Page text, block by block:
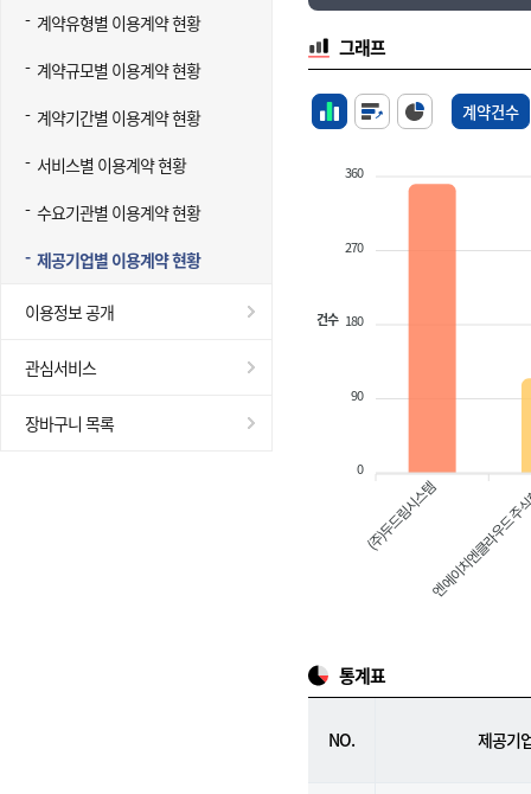
계약유형별 이용계약 현황
계약규모별 이용계약 현황
계약기간별 이용계약 현황
서비스별 이용계약 현황
수요기관별 이용계약 현황
제공기업별 이용계약 현황
이용정보 공개
관심서비스
장바구니 목록
그래프
계약건수
360
270
180
90
0
건수
(주)두드림시스템엔에이치엔클라우
통계표
NO. 제공기